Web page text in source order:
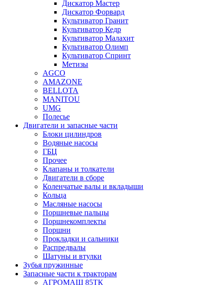
Дискатор Мастер
Дискатор Форвард
Культиватор Гранит
Культиватор Кедр
Культиватор Малахит
Культиватор Олимп
Культиватор Спринт
Метизы
AGCO
AMAZONE
BELLOTA
MANITOU
UMG
Полесье
Двигатели и запасные части
Блоки цилиндров
Водяные насосы
ГБЦ
Прочее
Клапаны и толкатели
Двигатели в сборе
Коленчатые валы и вкладыши
Кольца
Масляные насосы
Поршневые пальцы
Поршнекомплекты
Поршни
Прокладки и сальники
Распредвалы
Шатуны и втулки
Зубья пружинные
Запасные части к тракторам
АГРОМАШ 85ТК